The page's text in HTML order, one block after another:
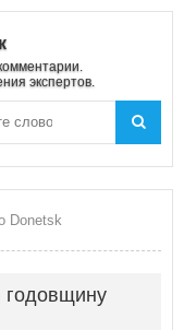
экспертов.
Donetsk
годовщину